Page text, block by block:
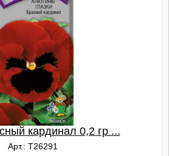
кардинал 0,2 гр ...
Арт.: Т26291